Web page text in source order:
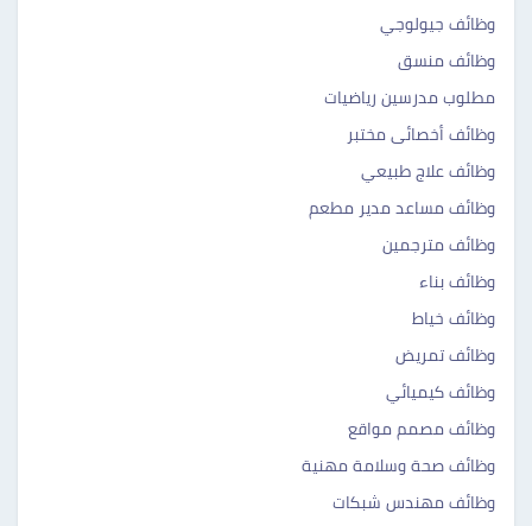
وظائف جيولوجي
وظائف منسق
مطلوب مدرسين رياضيات
وظائف أخصائى مختبر
وظائف علاج طبيعي
وظائف مساعد مدير مطعم
وظائف مترجمين
وظائف بناء
وظائف خياط
وظائف تمريض
وظائف كيميائي
وظائف مصمم مواقع
وظائف صحة وسلامة مهنية
وظائف مهندس شبكات